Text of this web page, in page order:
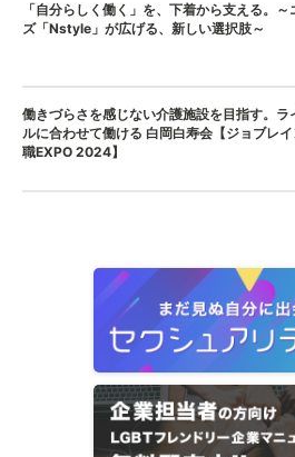
「自分らしく働く」を、下着から支える。～
ズ「Nstyle」が広げる、新しい選択肢～
働きづらさを感じない介護施設を目指す。ラ
ルに合わせて働ける 白岡白寿会【ジョブレ
職EXPO 2024】